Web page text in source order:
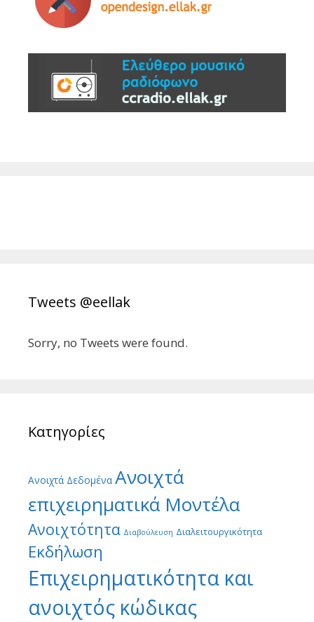
Tweets @eellak
Sorry, no Tweets were found.
Κατηγορίες
Ανοιχτά Δεδομένα Ανοιχτά
επιχειρηματικά Μοντέλα
Ανοιχτότητα Διαβούλευση Διαλειτουργικότητα
Εκδήλωση
Επιχειρηματικότητα και
ανοιχτός κώδικας